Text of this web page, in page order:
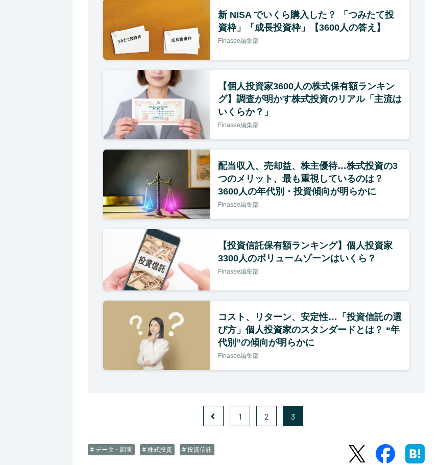
新 NISA でいくら購入した？ 「つみたて投
資枠」「成長投資枠」【3600人の答え】
Finasee編集部
【個人投資家3600人の株式保有額ランキン
グ】調査が明かす株式投資のリアル「主流は
いくらか？」
Finasee編集部
配当収入、売却益、株主優待…株式投資の3
つのメリット、最も重視しているのは？
3600人の年代別・投資傾向が明らかに
Finasee編集部
【投資信託保有額ランキング】個人投資家
3300人のボリュームゾーンはいくら？
Finasee編集部
コスト、リターン、安定性…「投資信託の選
び方」個人投資家のスタンダードとは？ “年
代別”の傾向が明らかに
Finasee編集部
1 2 3
# データ・調査 # 株式投資 # 投資信託